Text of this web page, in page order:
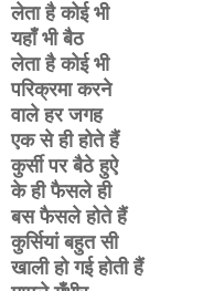
लेता है कोई भी
यहाँ भी बैठ
लेता है कोई भी
परिक्रमा करने
वाले हर जगह
एक से ही होते हैं
कुर्सी पर बैठे हुऐ
के ही फैसले ही
बस फैसले होते हैं
कुर्सियां बहुत सी
खाली हो गई होती हैं